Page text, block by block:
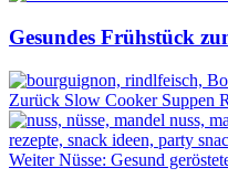
Gesundes Frühstück
Zurück Slow Cooker Suppen
WeiterNüsse: Gesund